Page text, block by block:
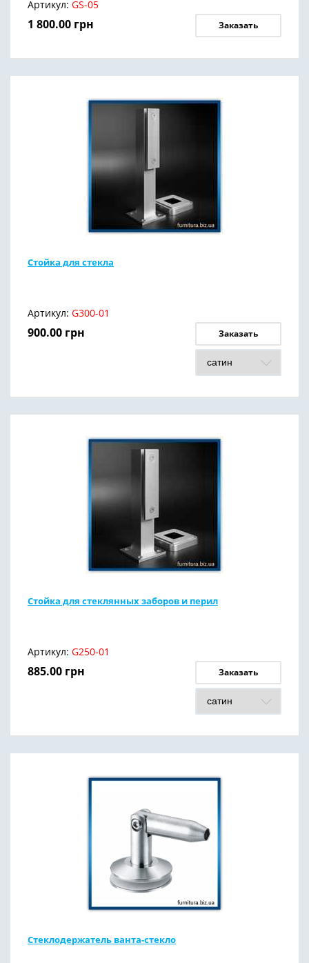
Артикул: GS-05
1 800.00 грн Заказать
Стойка для стекла
Артикул: G300-01
900.00 грн Заказать
Стойка для стеклянных заборов и перил
Артикул: G250-01
885.00 грн Заказать
Стеклодержатель ванта-стекло